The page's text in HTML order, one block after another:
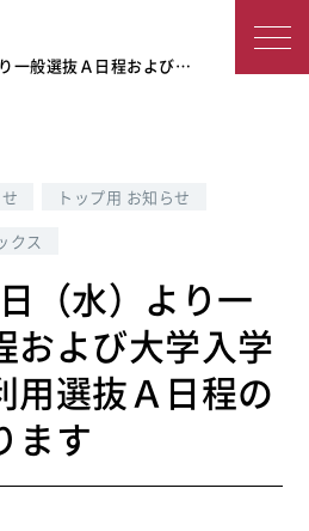
共通テスト利用選抜
まります
一般選抜Ａ日程および…
トップ用 お知らせ
クス
（水）より一
および大学入学
用選抜Ａ日程の
ます